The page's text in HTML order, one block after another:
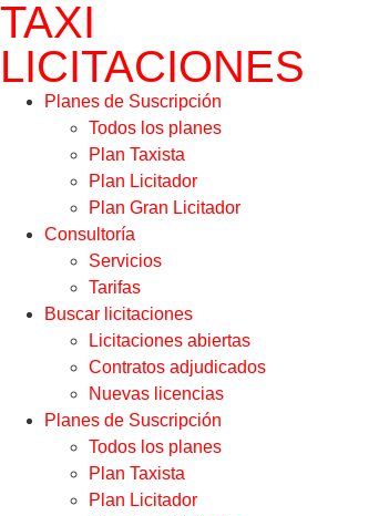
TAXI
LICITACIONES
Planes de Suscripción
Todos los planes
Plan Taxista
Plan Licitador
Plan Gran Licitador
Consultoría
Servicios
Tarifas
Buscar licitaciones
Licitaciones abiertas
Contratos adjudicados
Nuevas licencias
Planes de Suscripción
Todos los planes
Plan Taxista
Plan Licitador